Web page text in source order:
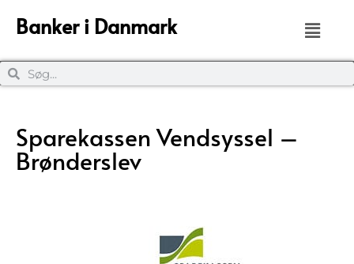
Banker i Danmark
Sparekassen Vendsyssel –
Brønderslev